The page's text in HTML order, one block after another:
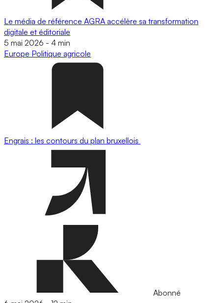
Le média de référence AGRA accélère sa transformation
digitale et éditoriale
5 mai 2026 - 4 min
Europe Politique agricole
Engrais : les contours du plan bruxellois
Abonné